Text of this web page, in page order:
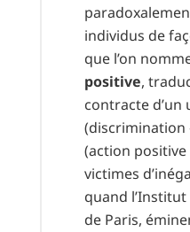
individus de
que l’on
positive,
contracte d’un
(discrimination
(action
victimes
quand l’Institut
de Paris,